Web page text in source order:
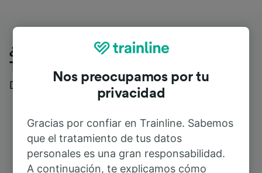
¿Qué piensan nuestros clientes de
Trainline?
Descubre reseñas reales de nuestros viajeros
Nos preocupamos por tu
privacidad
Gracias por confiar en Trainline. Sabemos
que el tratamiento de tus datos
personales es una gran responsabilidad.
A continuación, te explicamos cómo